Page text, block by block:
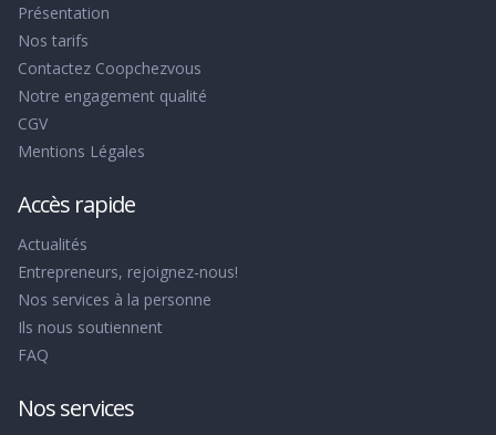
Présentation
Nos tarifs
Contactez Coopchezvous
Notre engagement qualité
CGV
Mentions Légales
Accès rapide
Actualités
Entrepreneurs, rejoignez-nous!
Nos services à la personne
Ils nous soutiennent
FAQ
Nos services